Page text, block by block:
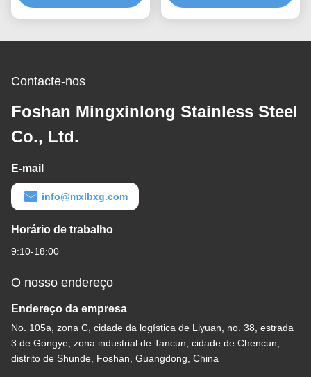
impressão digital PVD
folhas
Contacte-nos
Foshan Mingxinlong Stainless Steel
Co., Ltd.
E-mail
info@mxlbxg.com
Horário de trabalho
9:10-18:00
O nosso endereço
Endereço da empresa
No. 105a, zona C, cidade da logística de Liyuan, no. 38, estrada
3 de Gongye, zona industrial de Tancun, cidade de Chencun,
distrito de Shunde, Foshan, Guangdong, China